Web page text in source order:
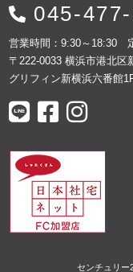
045-
営業時間：9:30～18:30
〒222-0033 横浜市港北区
グリフィン新横浜六番館
センチュリー